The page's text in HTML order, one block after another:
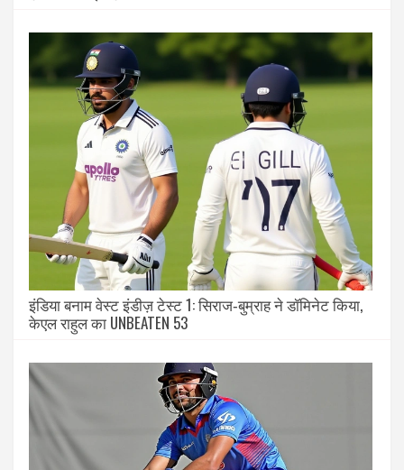
इंडिया बनाम वेस्ट इंडीज़ टेस्ट 1: सिराज‑बुम्राह ने डॉमिनेट किया,
केएल राहुल का UNBEATEN 53